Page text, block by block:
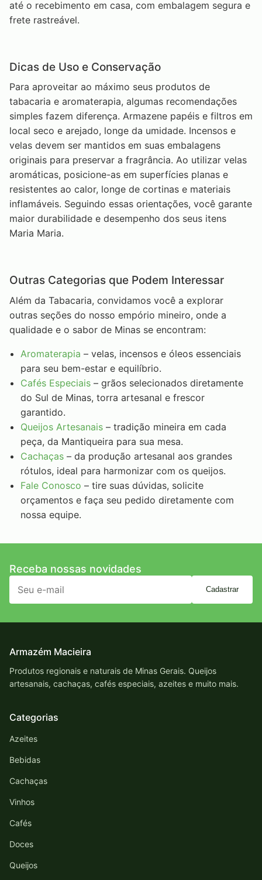
até o recebimento em casa, com embalagem segura e
frete rastreável.
Dicas de Uso e Conservação
Para aproveitar ao máximo seus produtos de
tabacaria e aromaterapia, algumas recomendações
simples fazem diferença. Armazene papéis e filtros em
local seco e arejado, longe da umidade. Incensos e
velas devem ser mantidos em suas embalagens
originais para preservar a fragrância. Ao utilizar velas
aromáticas, posicione-as em superfícies planas e
resistentes ao calor, longe de cortinas e materiais
inflamáveis. Seguindo essas orientações, você garante
maior durabilidade e desempenho dos seus itens
Maria Maria.
Outras Categorias que Podem Interessar
Além da Tabacaria, convidamos você a explorar
outras seções do nosso empório mineiro, onde a
qualidade e o sabor de Minas se encontram:
Aromaterapia – velas, incensos e óleos essenciais
para seu bem-estar e equilíbrio.
Cafés Especiais – grãos selecionados diretamente
do Sul de Minas, torra artesanal e frescor
garantido.
Queijos Artesanais – tradição mineira em cada
peça, da Mantiqueira para sua mesa.
Cachaças – da produção artesanal aos grandes
rótulos, ideal para harmonizar com os queijos.
Fale Conosco – tire suas dúvidas, solicite
orçamentos e faça seu pedido diretamente com
nossa equipe.
Receba nossas novidades
Cadastrar
Armazém Macieira
Produtos regionais e naturais de Minas Gerais. Queijos
artesanais, cachaças, cafés especiais, azeites e muito mais.
Categorias
Azeites
Bebidas
Cachaças
Vinhos
Cafés
Doces
Queijos